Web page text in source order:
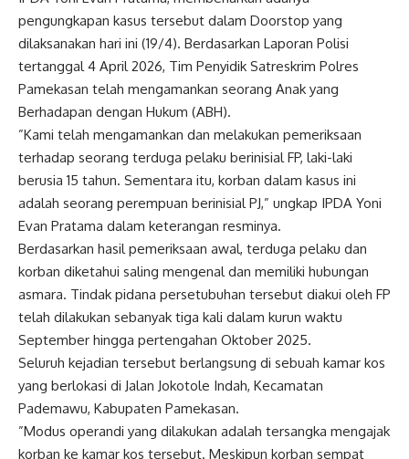
pengungkapan kasus tersebut dalam Doorstop yang
dilaksanakan hari ini (19/4). Berdasarkan Laporan Polisi
tertanggal 4 April 2026, Tim Penyidik Satreskrim Polres
Pamekasan telah mengamankan seorang Anak yang
Berhadapan dengan Hukum (ABH).
​”Kami telah mengamankan dan melakukan pemeriksaan
terhadap seorang terduga pelaku berinisial FP, laki-laki
berusia 15 tahun. Sementara itu, korban dalam kasus ini
adalah seorang perempuan berinisial PJ,” ungkap IPDA Yoni
Evan Pratama dalam keterangan resminya.
​Berdasarkan hasil pemeriksaan awal, terduga pelaku dan
korban diketahui saling mengenal dan memiliki hubungan
asmara. Tindak pidana persetubuhan tersebut diakui oleh FP
telah dilakukan sebanyak tiga kali dalam kurun waktu
September hingga pertengahan Oktober 2025.
​Seluruh kejadian tersebut berlangsung di sebuah kamar kos
yang berlokasi di Jalan Jokotole Indah, Kecamatan
Pademawu, Kabupaten Pamekasan.
​”Modus operandi yang dilakukan adalah tersangka mengajak
korban ke kamar kos tersebut. Meskipun korban sempat